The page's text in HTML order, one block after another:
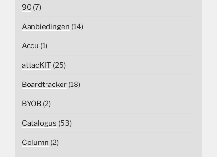
90 (7)
Aanbiedingen (14)
Accu (1)
attacKIT (25)
Boardtracker (18)
BYOB (2)
Catalogus (53)
Column (2)